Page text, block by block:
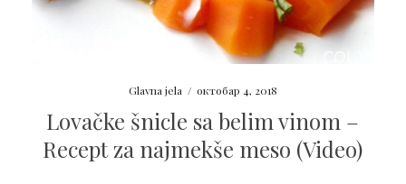
Glavna jela / октобар 4, 2018
Lovačke šnicle sa belim vinom –
Recept za najmekše meso (Video)